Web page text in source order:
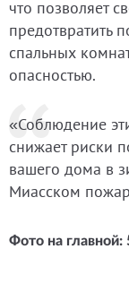
что позволяет
предотвратить
спальных
опасностью.
«Соблюдение
снижает риски
вашего дома в
Миасском
Фото на